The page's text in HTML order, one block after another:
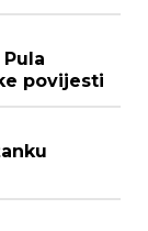
povijesti